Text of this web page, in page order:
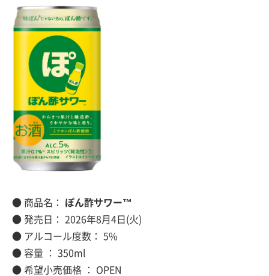
● 商品名： ぽん酢サワー™
● 発売日： 2026年8月4日(火)
● アルコール度数： 5%
● 容量 ： 350ml
● 希望小売価格 ： OPEN